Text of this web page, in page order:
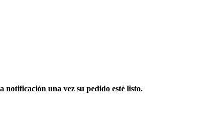
notificación una vez su pedido esté listo.